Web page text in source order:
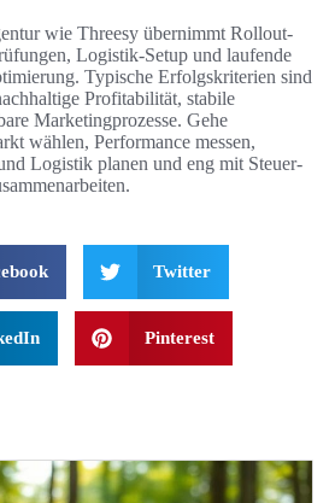
wie Threesy übernimmt Rollout-
Logistik-Setup und laufende
Typische Erfolgskriterien sind
Profitabilität, stabile
Marketingprozesse. Gehe
wählen, Performance messen,
Logistik planen und eng mit Steuer-
Twitter
Pinterest